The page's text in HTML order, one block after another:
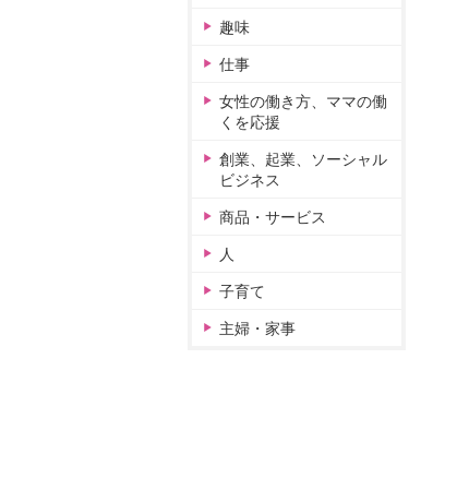
趣味
仕事
女性の働き方、ママの働
くを応援
創業、起業、ソーシャル
ビジネス
商品・サービス
人
子育て
主婦・家事